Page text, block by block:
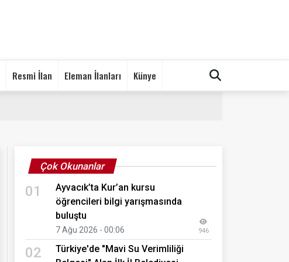
Resmi İlan Eleman İlanları Künye
Çok Okunanlar
01
Ayvacık’ta Kur’an kursu
öğrencileri bilgi yarışmasında
buluştu
7 Ağu 2026 - 00:06 946
02
Türkiye'de "Mavi Su Verimliliği